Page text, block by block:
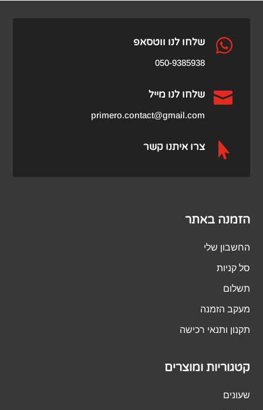
 שלחו לנו ווטסאפ
050-9385938
 שלחו לנו מייל
primero.contact@gmail.com
 צרו איתנו קשר
הזמנה באתר
החשבון שלי
סל קניות
תשלום
מעקב הזמנה
תקנון ותנאי רכישה
קטגוריות ומוצרים
שעונים